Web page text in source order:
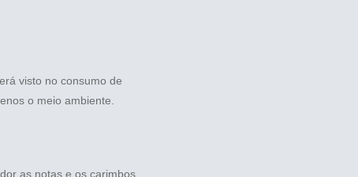
visto no consumo de
o meio ambiente.
as notas e os carimbos